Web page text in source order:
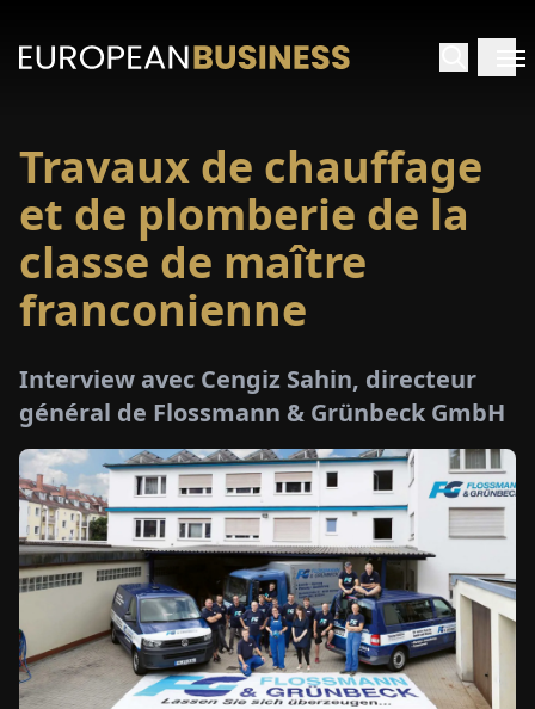
Travaux de chauffage
et de plomberie de la
classe de maître
franconienne
Interview avec Cengiz Sahin, directeur
général de Flossmann & Grünbeck GmbH